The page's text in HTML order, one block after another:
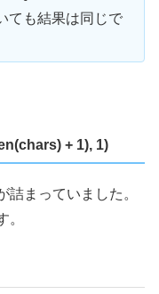
ても結果は同じで
+ 1), 1)
詰まっていました。
。